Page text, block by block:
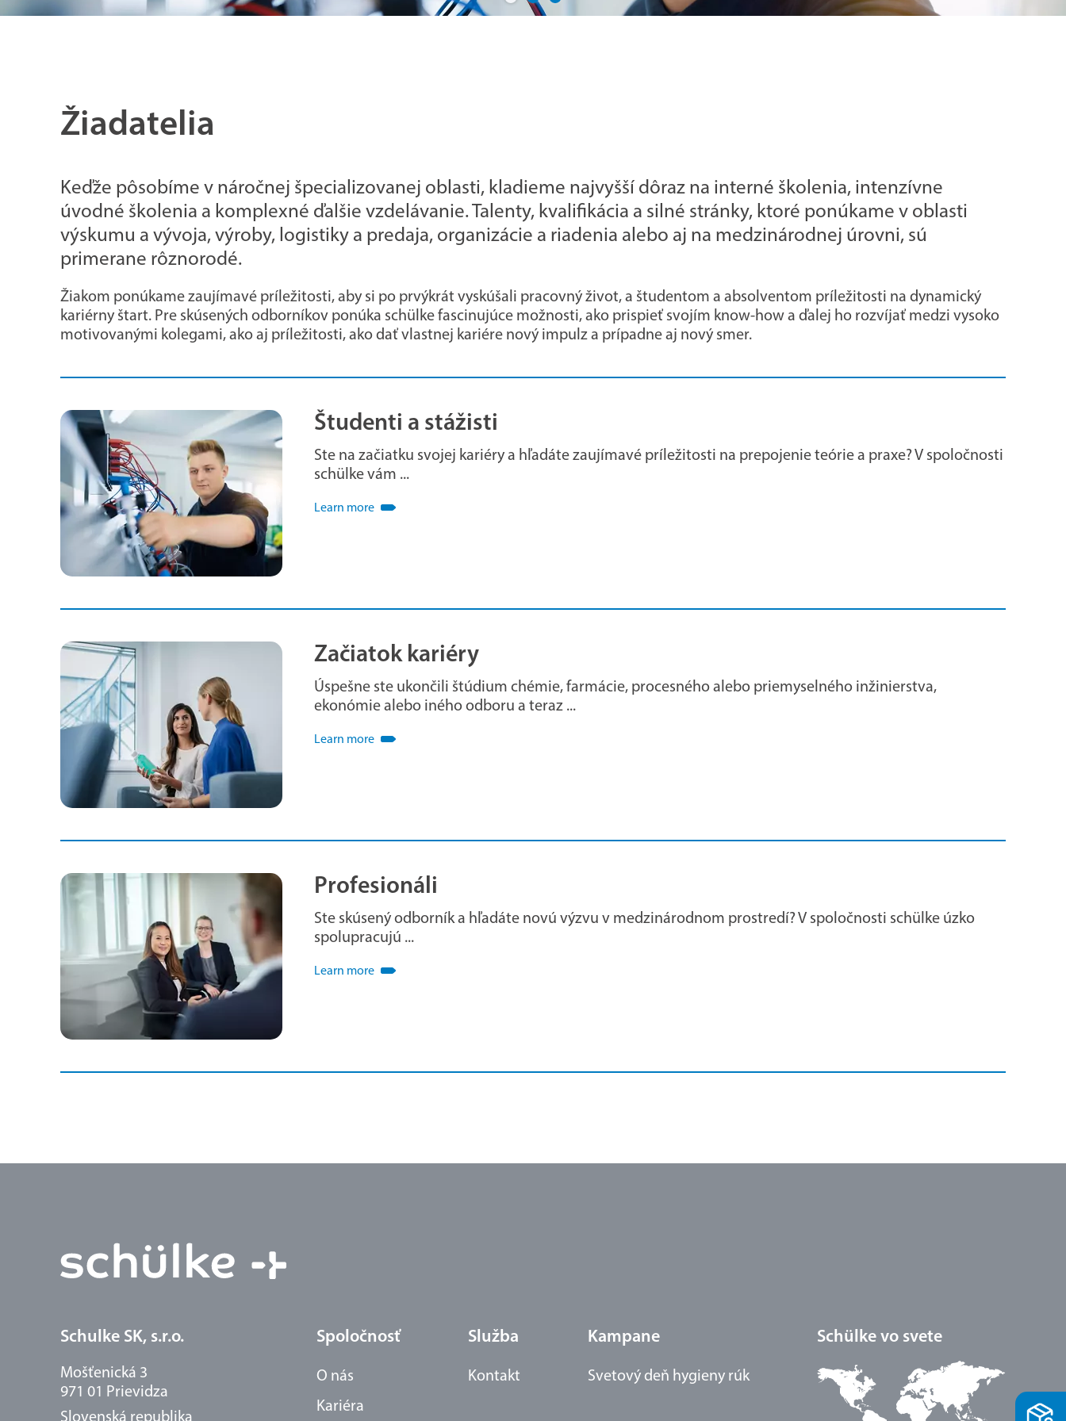
Žiadatelia
Keďže pôsobíme v náročnej špecializovanej oblasti, kladieme najvyšší dôraz na interné školenia, intenzívne
úvodné školenia a komplexné ďalšie vzdelávanie. Talenty, kvalifikácia a silné stránky, ktoré ponúkame v oblasti
výskumu a vývoja, výroby, logistiky a predaja, organizácie a riadenia alebo aj na medzinárodnej úrovni, sú
primerane rôznorodé.
Žiakom ponúkame zaujímavé príležitosti, aby si po prvýkrát vyskúšali pracovný život, a študentom a absolventom príležitosti na dynamický
kariérny štart. Pre skúsených odborníkov ponúka schülke fascinujúce možnosti, ako prispieť svojím know-how a ďalej ho rozvíjať medzi vysoko
motivovanými kolegami, ako aj príležitosti, ako dať vlastnej kariére nový impulz a prípadne aj nový smer.
Študenti a stážisti
Ste na začiatku svojej kariéry a hľadáte zaujímavé príležitosti na prepojenie teórie a praxe? V spoločnosti
schülke vám ...
Learn more
Začiatok kariéry
Úspešne ste ukončili štúdium chémie, farmácie, procesného alebo priemyselného inžinierstva,
ekonómie alebo iného odboru a teraz ...
Learn more
Profesionáli
Ste skúsený odborník a hľadáte novú výzvu v medzinárodnom prostredí? V spoločnosti schülke úzko
spolupracujú ...
Learn more
Schulke SK, s.r.o.
Mošťenická 3
971 01 Prievidza
Slovenská republika
Spoločnosť
O nás
Kariéra
Služba
Kontakt
Kampane
Svetový deň hygieny rúk
Schülke vo svete